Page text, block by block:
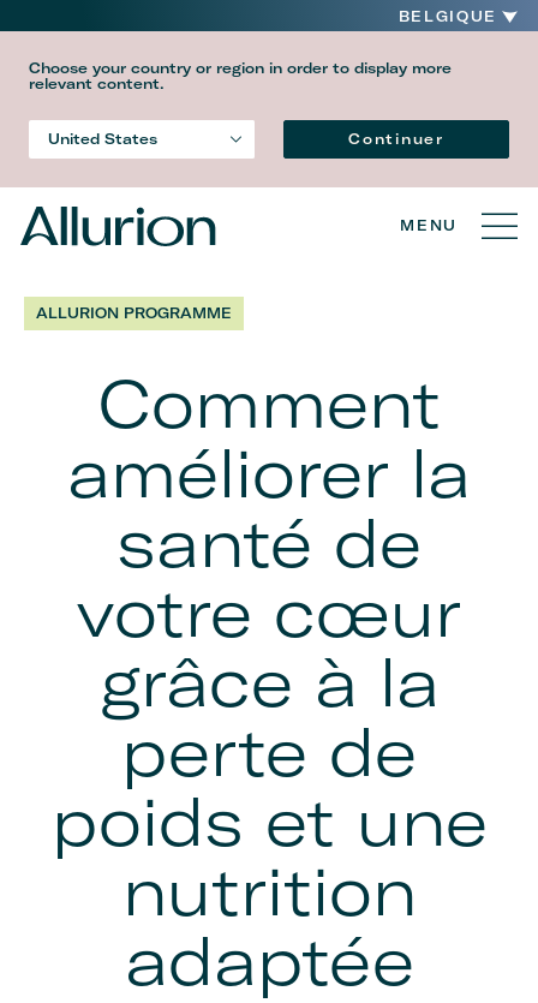
BELGIQUE
Choose your country or region in order to display more
relevant content.
United States LanguageContinuer
MENU
ALLURION PROGRAMME
Comment
améliorer la
santé de
votre cœur
grâce à la
perte de
poids et une
nutrition
adaptée